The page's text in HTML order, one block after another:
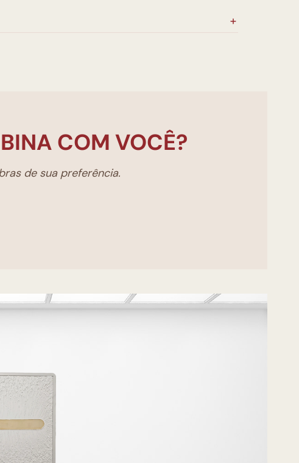
COM VOCÊ?
de sua preferência.